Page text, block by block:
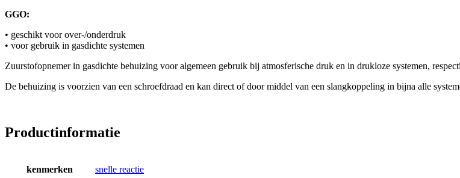
GGO:
• geschikt voor over-/onderdruk
• voor gebruik in gasdichte systemen
Zuurstofopnemer in gasdichte behuizing voor algemeen gebruik bij atmosferische druk en in drukloze systemen,
De behuizing is voorzien van een schroefdraad en kan direct of door middel van een slangkoppeling in bijna alle
Productinformatie
kenmerken snelle reactie